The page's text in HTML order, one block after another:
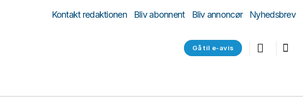
Kontakt redaktionen Bliv abonnent Bliv annoncør Nyhedsbrev
Gå til e-avis